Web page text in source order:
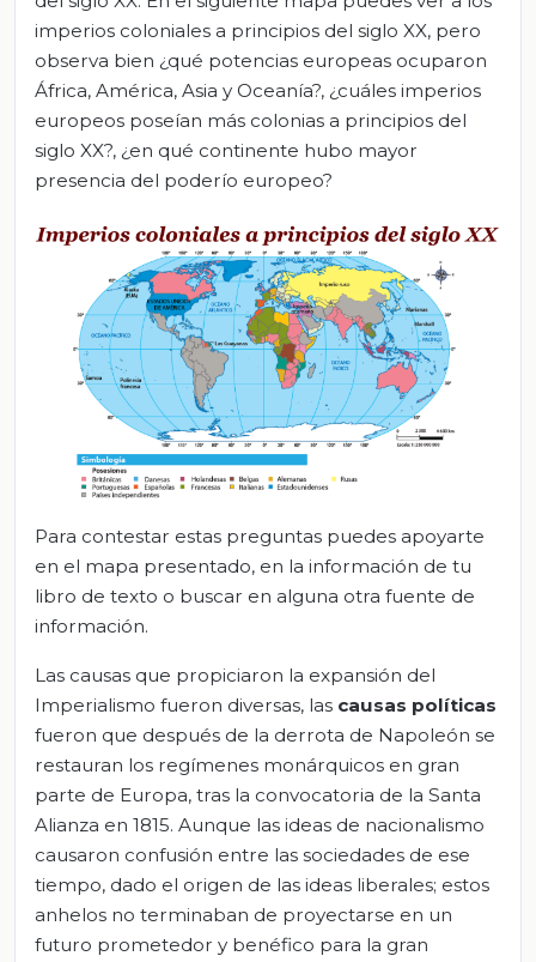
imperios coloniales a principios del siglo XX, pero
observa bien ¿qué potencias europeas ocuparon
África, América, Asia y Oceanía?, ¿cuáles imperios
europeos poseían más colonias a principios del
siglo XX?, ¿en qué continente hubo mayor
presencia del poderío europeo?
Para contestar estas preguntas puedes apoyarte
en el mapa presentado, en la información de tu
libro de texto o buscar en alguna otra fuente de
información.
Las causas que propiciaron la expansión del
Imperialismo fueron diversas, las causas políticas
fueron que después de la derrota de Napoleón se
restauran los regímenes monárquicos en gran
parte de Europa, tras la convocatoria de la Santa
Alianza en 1815. Aunque las ideas de nacionalismo
causaron confusión entre las sociedades de ese
tiempo, dado el origen de las ideas liberales; estos
anhelos no terminaban de proyectarse en un
futuro prometedor y benéfico para la gran